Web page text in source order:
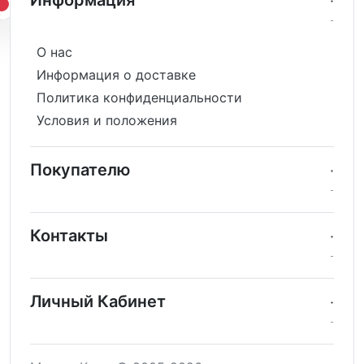
0
О нас
Информация о доставке
Политика конфиденциальности
Условия и положения
Покупателю
Контакты
Личный Кабинет